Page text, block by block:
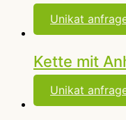
Unikat
Kette mit
Unikat